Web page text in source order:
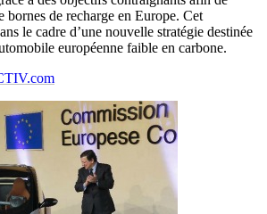
de recharge en Europe. Cet
le cadre d’une nouvelle stratégie destinée
européenne faible en carbone.